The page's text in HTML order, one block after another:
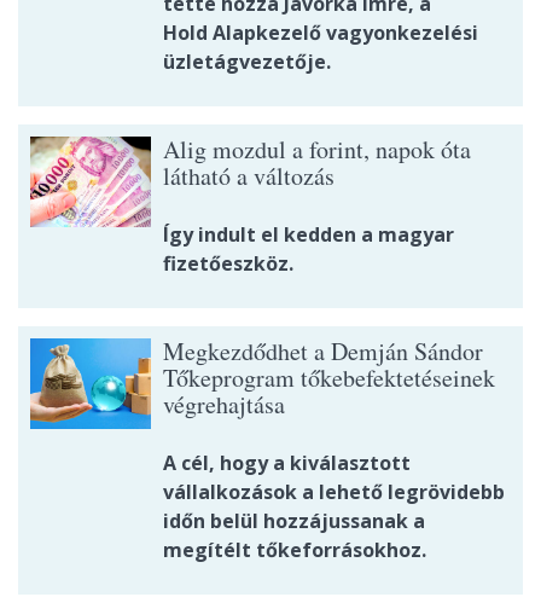
Hold Alapkezelő vagyonkezelési
üzletágvezetője.
Alig mozdul a forint, napok óta
látható a változás
Így indult el kedden a magyar
fizetőeszköz.
Megkezdődhet a Demján Sándor
Tőkeprogram tőkebefektetéseinek
végrehajtása
A cél, hogy a kiválasztott
vállalkozások a lehető legrövidebb
időn belül hozzájussanak a
megítélt tőkeforrásokhoz.